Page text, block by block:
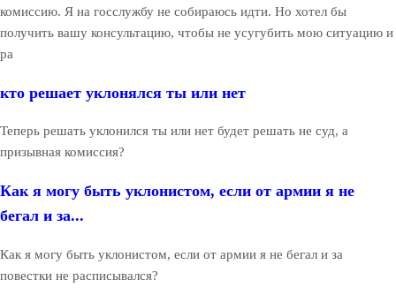
комиссию. Я на госслужбу не собираюсь идти. Но хотел бы
получить вашу консультацию, чтобы не усугубить мою ситуацию и
ра
кто решает уклонялся ты или нет
Теперь решать уклонился ты или нет будет решать не суд, а
призывная комиссия?
Как я могу быть уклонистом, если от армии я не
бегал и за...
Как я могу быть уклонистом, если от армии я не бегал и за
повестки не расписывался?